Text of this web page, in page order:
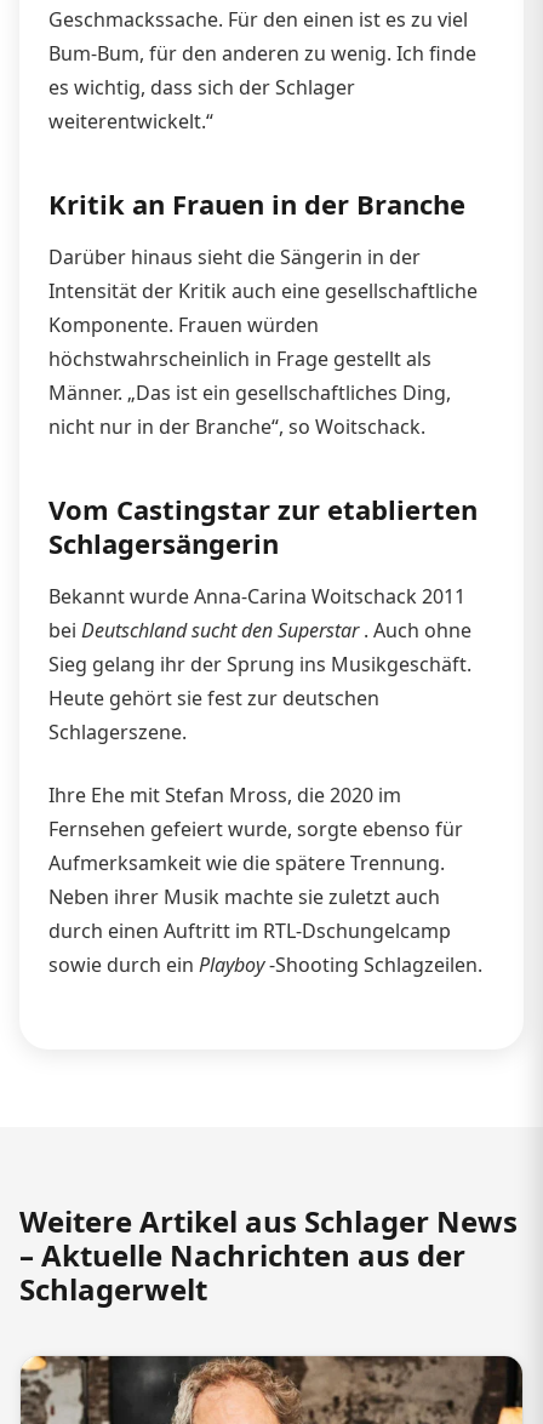
Geschmackssache. Für den einen ist es zu viel
Bum-Bum, für den anderen zu wenig. Ich finde
es wichtig, dass sich der Schlager
weiterentwickelt.“
Kritik an Frauen in der Branche
Darüber hinaus sieht die Sängerin in der
Intensität der Kritik auch eine gesellschaftliche
Komponente. Frauen würden
höchstwahrscheinlich in Frage gestellt als
Männer. „Das ist ein gesellschaftliches Ding,
nicht nur in der Branche“, so Woitschack.
Vom Castingstar zur etablierten
Schlagersängerin
Bekannt wurde Anna-Carina Woitschack 2011
bei Deutschland sucht den Superstar. Auch ohne
Sieg gelang ihr der Sprung ins Musikgeschäft.
Heute gehört sie fest zur deutschen
Schlagerszene.
Ihre Ehe mit Stefan Mross, die 2020 im
Fernsehen gefeiert wurde, sorgte ebenso für
Aufmerksamkeit wie die spätere Trennung.
Neben ihrer Musik machte sie zuletzt auch
durch einen Auftritt im RTL-Dschungelcamp
sowie durch ein Playboy-Shooting Schlagzeilen.
Weitere Artikel aus Schlager News
– Aktuelle Nachrichten aus der
Schlagerwelt